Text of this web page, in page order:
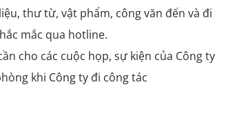
thư từ, vật phẩm, công văn đến và đi
mắc qua hotline.
cho các cuộc họp, sự kiện của Công ty
khi Công ty đi công tác